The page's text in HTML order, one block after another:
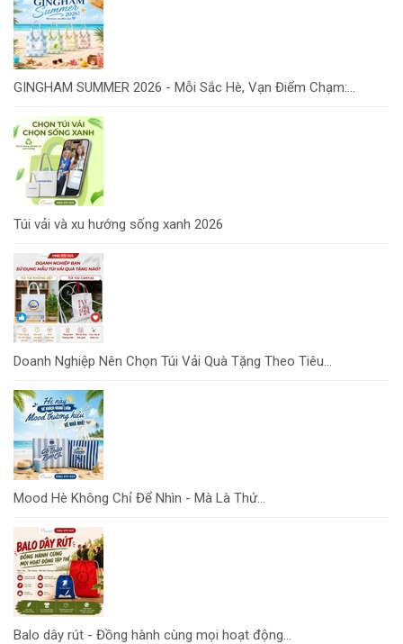
GINGHAM SUMMER 2026 - Mỗi Sắc Hè, Vạn Điểm Chạm:...
Túi vải và xu hướng sống xanh 2026
Doanh Nghiệp Nên Chọn Túi Vải Quà Tặng Theo Tiêu...
Mood Hè Không Chỉ Để Nhìn - Mà Là Thứ...
Balo dây rút - Đồng hành cùng mọi hoạt động...